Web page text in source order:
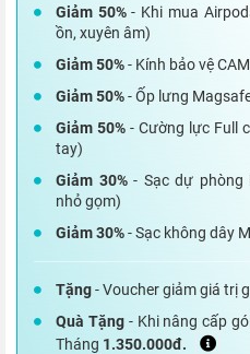
Giảm 50%- Khi mua
ồn, xuyên âm)
Giảm 50%- Kính bảo vệ
Giảm 50%- Ốp lưng
Giảm 50% - Cường lực Full
tay)
Giảm 30%- Sạc dự phòng
nhỏ gọm)
Giảm 30%- Sạc không dây
Tặng- Voucher giảm giá trị
Quà Tặng- Khi nâng cấp
Tháng 1.350.000đ.